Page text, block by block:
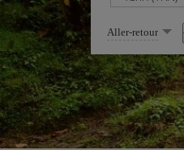
Sélectionnez
une
option
Aller-retour